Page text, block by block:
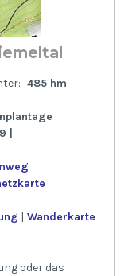
485 hm
|
| Wanderkarte
oder das